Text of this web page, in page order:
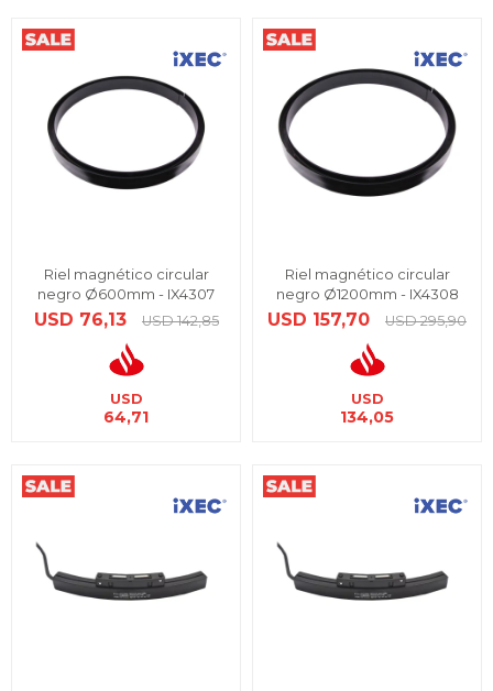
Riel magnético circular
negro Ø600mm - IX4307
USD 76,13 USD 142,85
USD
64,71
Riel magnético circular
negro Ø1200mm - IX4308
USD 157,70 USD 295,90
USD
134,05